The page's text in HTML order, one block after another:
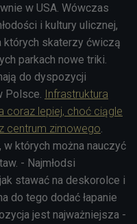
w USA. Wówczas
i kultury ulicznej,
których skaterzy ćwiczą
parkach nowe triki.
do dyspozycji
Polsce. Infrastruktura
coraz lepiej, choć ciągle
centrum zimowego.
których można nauczyć
- Najmłodsi
stawać na deskorolce i
do tego dodać łapanie
jest najważniejsza -